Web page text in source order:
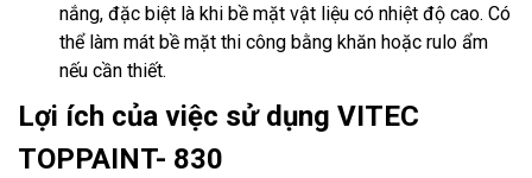
nắng, đặc biệt là khi bề mặt vật liệu có nhiệt độ cao. Có
thể làm mát bề mặt thi công bằng khăn hoặc rulo ẩm
nếu cần thiết.
Lợi ích của việc sử dụng VITEC
TOPPAINT- 830